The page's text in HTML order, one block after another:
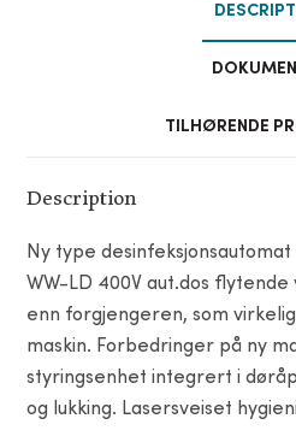
TILHØRENDE
Description
Ny type
WW-LD 400V aut.dos
enn forgjengeren, som
maskin. Forbedringer på ny
styringsenhet integrert i
og lukking. Lasersveiset